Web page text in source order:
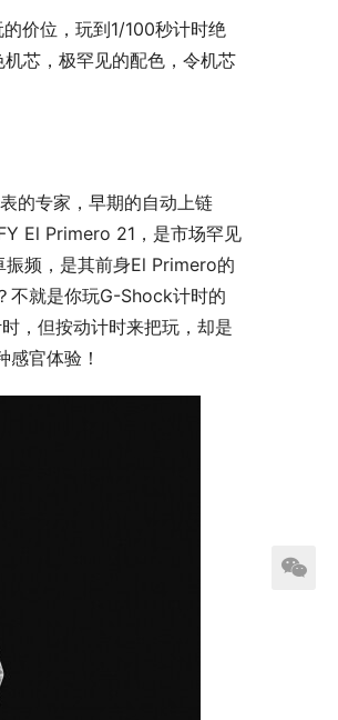
价位，玩到1/100秒计时绝
芯，极罕见的配色，令机芯